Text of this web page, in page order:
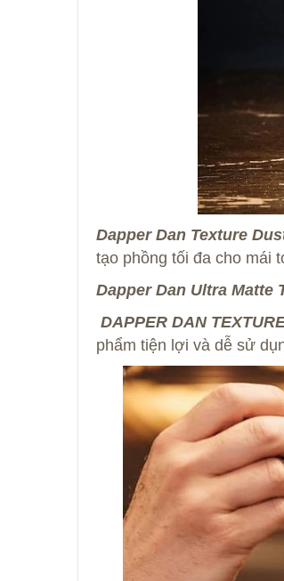
Dapper Dan Texture
tạo phồng tối đa cho mái
Dapper Dan Ultra Matte
DAPPER DAN
phẩm tiện lợi và dễ sử